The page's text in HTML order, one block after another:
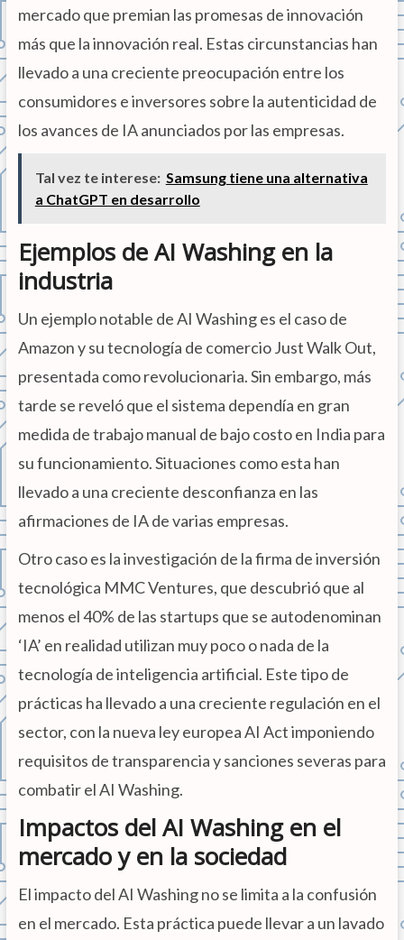
mercado que premian las promesas de innovación
más que la innovación real. Estas circunstancias han
llevado a una creciente preocupación entre los
consumidores e inversores sobre la autenticidad de
los avances de IA anunciados por las empresas.
Tal vez te interese: Samsung tiene una alternativa
a ChatGPT en desarrollo
Ejemplos de AI Washing en la
industria
Un ejemplo notable de AI Washing es el caso de
Amazon y su tecnología de comercio Just Walk Out,
presentada como revolucionaria. Sin embargo, más
tarde se reveló que el sistema dependía en gran
medida de trabajo manual de bajo costo en India para
su funcionamiento. Situaciones como esta han
llevado a una creciente desconfianza en las
afirmaciones de IA de varias empresas.
Otro caso es la investigación de la firma de inversión
tecnológica MMC Ventures, que descubrió que al
menos el 40% de las startups que se autodenominan
‘IA’ en realidad utilizan muy poco o nada de la
tecnología de inteligencia artificial. Este tipo de
prácticas ha llevado a una creciente regulación en el
sector, con la nueva ley europea AI Act imponiendo
requisitos de transparencia y sanciones severas para
combatir el AI Washing.
Impactos del AI Washing en el
mercado y en la sociedad
El impacto del AI Washing no se limita a la confusión
en el mercado. Esta práctica puede llevar a un lavado